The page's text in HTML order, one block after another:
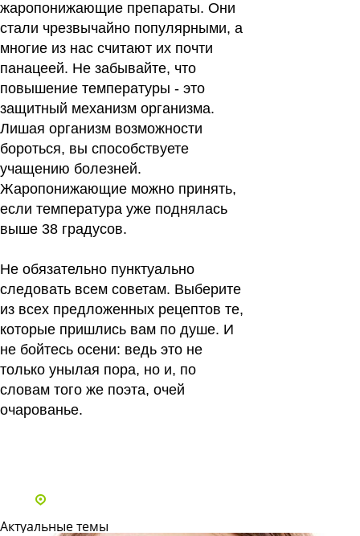
жаропонижающие препараты. Они
стали чрезвычайно популярными, а
многие из нас считают их почти
панацеей. Не забывайте, что
повышение температуры - это
защитный механизм организма.
Лишая организм возможности
бороться, вы способствуете
учащению болезней.
Жаропонижающие можно принять,
если температура уже поднялась
выше 38 градусов.
Не обязательно пунктуально
следовать всем советам. Выберите
из всех предложенных рецептов те,
которые пришлись вам по душе. И
не бойтесь осени: ведь это не
только унылая пора, но и, по
словам того же поэта, очей
очарованье.
Актуальные темы